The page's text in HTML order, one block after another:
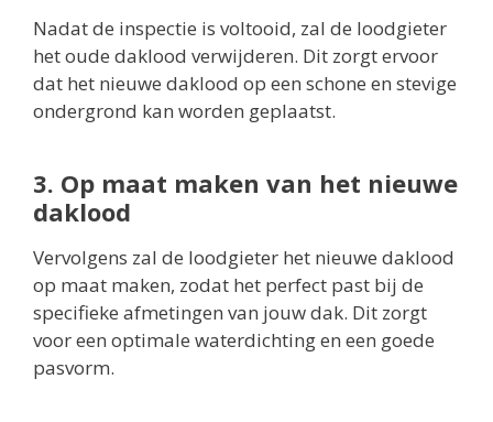
Nadat de inspectie is voltooid, zal de loodgieter
het oude daklood verwijderen. Dit zorgt ervoor
dat het nieuwe daklood op een schone en stevige
ondergrond kan worden geplaatst.
3. Op maat maken van het nieuwe
daklood
Vervolgens zal de loodgieter het nieuwe daklood
op maat maken, zodat het perfect past bij de
specifieke afmetingen van jouw dak. Dit zorgt
voor een optimale waterdichting en een goede
pasvorm.